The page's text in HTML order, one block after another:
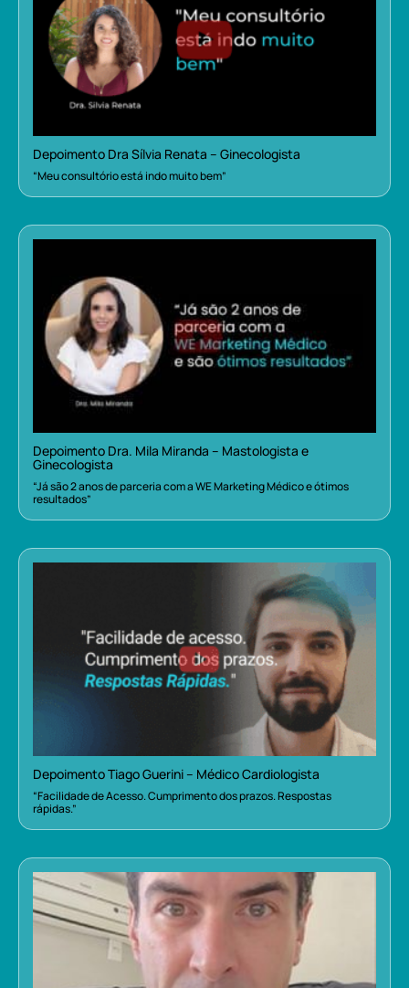
Depoimento Dra Sílvia Renata – Ginecologista
“Meu consultório está indo muito bem”
Depoimento Dra. Mila Miranda – Mastologista e
Ginecologista
“Já são 2 anos de parceria com a WE Marketing Médico e ótimos
resultados”
Depoimento Tiago Guerini – Médico Cardiologista
“Facilidade de Acesso. Cumprimento dos prazos. Respostas
rápidas.”